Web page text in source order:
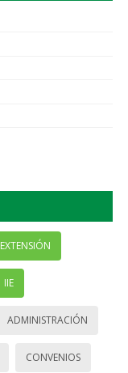
EXTENSIÓN
IIE
ADMINISTRACIÓN
CONVENIOS